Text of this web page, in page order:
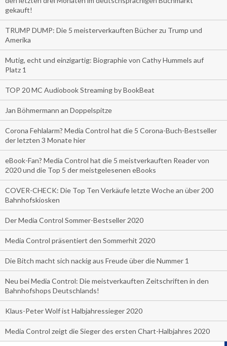
gekauft!
TRUMP DUMP: Die 5 meisterverkauften Bücher zu Trump und
Amerika
Mutig, echt und einzigartig: Biographie von Cathy Hummels auf
Platz 1
TOP 20 MC Audiobook Streaming by BookBeat
Jan Böhmermann an Doppelspitze
Corona Fehlalarm? Media Control hat die 5 Corona-Buch-Bestseller
der letzten 3 Monate hier
eBook-Fan? Media Control hat die 5 meistverkauften Reader von
2020 und die Top 5 der meistgelesenen eBooks
COVER-CHECK: Die Top Ten Verkäufe letzte Woche an über 200
Bahnhofskiosken
Der Media Control Sommer-Bestseller 2020
Media Control präsentiert den Sommerhit 2020
Die Bitch macht sich nackig aus Freude über die Nummer 1
Neu bei Media Control: Die meistverkauften Zeitschriften in den
Bahnhofshops Deutschlands!
Klaus-Peter Wolf ist Halbjahressieger 2020
Media Control zeigt die Sieger des ersten Chart-Halbjahres 2020